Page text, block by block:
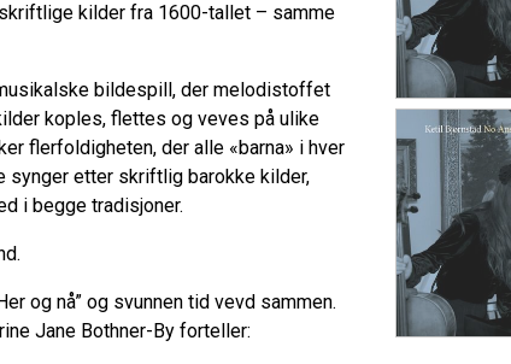
kilder fra 1600-tallet – samme
bildespill, der melodistoffet
koples, flettes og veves på ulike
flerfoldigheten, der alle «barna» i hver
synger etter skriftlig barokke kilder,
i begge tradisjoner.
og nå” og svunnen tid vevd sammen.
Jane Bothner-By forteller: